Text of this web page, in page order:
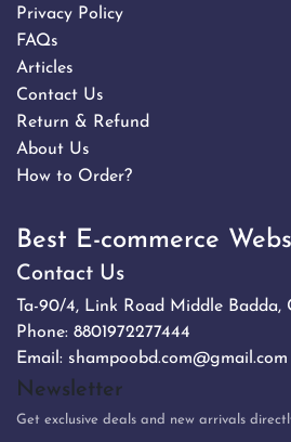
Contact Us
Ta-90/4, Link Road Middle Badda,
Phone:
Email:shampoobd.com@gmail.com
Newsletter
Get exclusive deals and new arrivals
Shampoo BD –
Care & Cosmetics
Shampoo BD –